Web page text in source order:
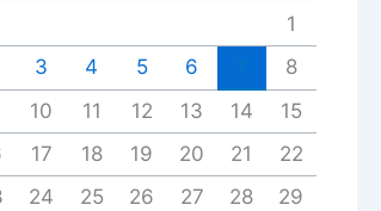
1
3 4 5 6
8
10 11 12 13 14
15
17 18 19 20 21
22
24 25 26 27 28
29